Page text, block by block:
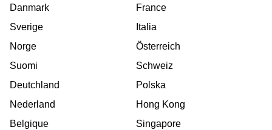
Danmark
Sverige
Norge
Suomi
Deutchland
Nederland
Belgique
France
Italia
Österreich
Schweiz
Polska
Hong Kong
Singapore